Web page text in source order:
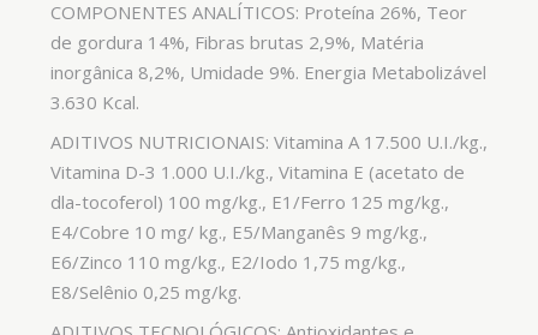
COMPONENTES ANALÍTICOS: Proteína 26%, Teor
de gordura 14%, Fibras brutas 2,9%, Matéria
inorgânica 8,2%, Umidade 9%. Energia Metabolizável
3.630 Kcal.
ADITIVOS NUTRICIONAIS: Vitamina A 17.500 U.I./kg.,
Vitamina D-3 1.000 U.I./kg., Vitamina E (acetato de
dla-tocoferol) 100 mg/kg., E1/Ferro 125 mg/kg.,
E4/Cobre 10 mg/ kg., E5/Manganês 9 mg/kg.,
E6/Zinco 110 mg/kg., E2/Iodo 1,75 mg/kg.,
E8/Selênio 0,25 mg/kg.